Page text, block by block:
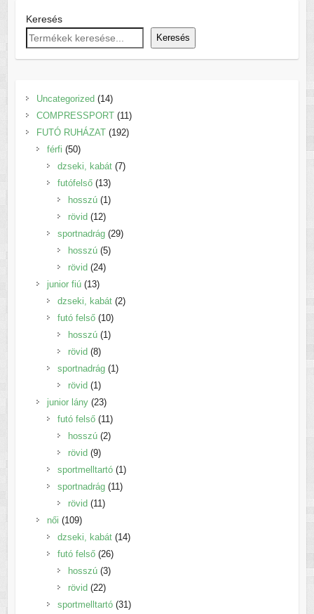
Keresés
Keresés
Uncategorized 1414
termék
COMPRESSPORT 1111
termék
FUTÓ RUHÁZAT 192192
férfi 5050
termék
dzseki, kabát 77
futófelső 1313
termék
hosszú 11
rövid 1212
termék
sportnadrág 2929
hosszú 55
rövid 2424
junior fiú 1313
termék
dzseki, kabát 22
futó felső 1010
termék
hosszú 11
rövid 88
termék
sportnadrág 11
rövid 11
termék
junior lány 2323
termék
futó felső 1111
termék
hosszú 22
rövid 99
termék
sportmelltartó 11
termék
sportnadrág 1111
rövid 1111
női 109109
termék
dzseki, kabát 1414
futó felső 2626
termék
hosszú 33
rövid 2222
termék
sportmelltartó 3131